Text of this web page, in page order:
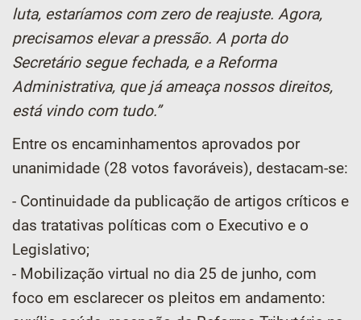
luta, estaríamos com zero de reajuste. Agora,
precisamos elevar a pressão. A porta do
Secretário segue fechada, e a Reforma
Administrativa, que já ameaça nossos direitos,
está vindo com tudo.”
Entre os encaminhamentos aprovados por
unanimidade (28 votos favoráveis), destacam-se:
- Continuidade da publicação de artigos críticos e
das tratativas políticas com o Executivo e o
Legislativo;
- Mobilização virtual no dia 25 de junho, com
foco em esclarecer os pleitos em andamento: